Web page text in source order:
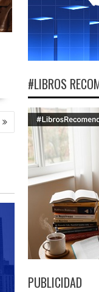
#LIBROS
PUBLICIDAD